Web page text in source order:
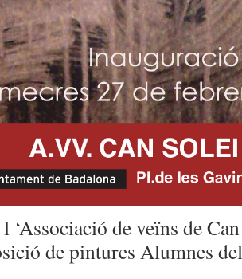
‘Associació de veïns de
de pintures Alumnes